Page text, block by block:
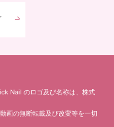
Nail のロゴ及び名称は、株式
画の無断転載及び改変等を一切